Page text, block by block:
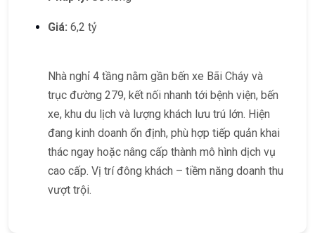
Giá: 6,2 tỷ
Nhà nghỉ 4 tầng nằm gần bến xe Bãi Cháy và
trục đường 279, kết nối nhanh tới bệnh viện, bến
xe, khu du lịch và lượng khách lưu trú lớn. Hiện
đang kinh doanh ổn định, phù hợp tiếp quản khai
thác ngay hoặc nâng cấp thành mô hình dịch vụ
cao cấp. Vị trí đông khách – tiềm năng doanh thu
vượt trội.